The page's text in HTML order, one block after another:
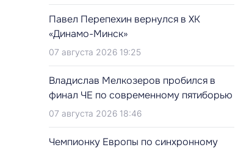
Павел Перепехин вернулся в ХК
«Динамо-Минск»
07 августа 2026 19:25
Владислав Мелкозеров пробился в
финал ЧЕ по современному пятиборью
07 августа 2026 18:46
Чемпионку Европы по синхронному